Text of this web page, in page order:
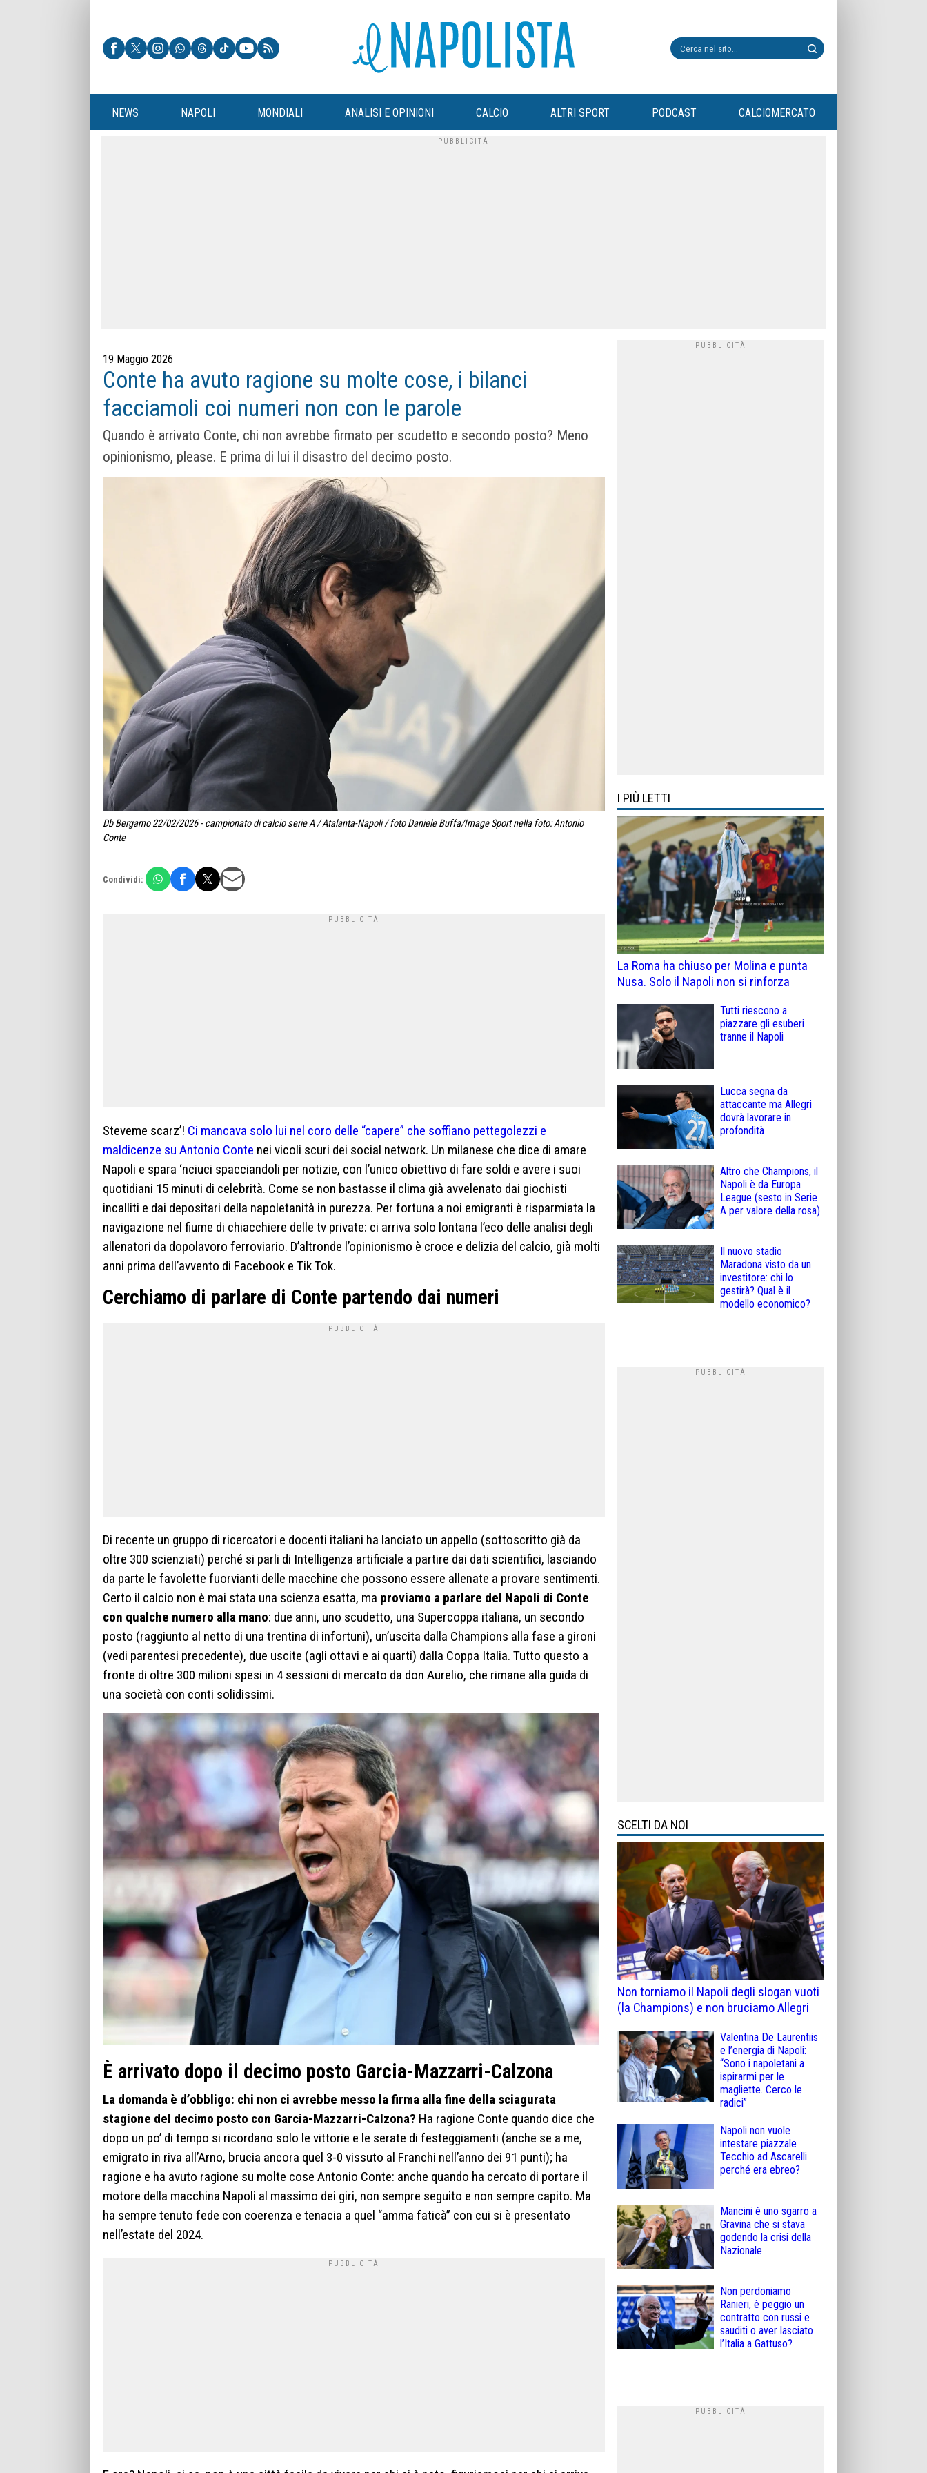
NEWS NAPOLI MONDIALI ANALISI E OPINIONI CALCIO ALTRI SPORT PODCAST CALCIOMERCATO
19 Maggio 2026
Conte ha avuto ragione su molte cose, i bilanci
facciamoli coi numeri non con le parole
Quando è arrivato Conte, chi non avrebbe firmato per scudetto e secondo posto? Meno
opinionismo, please. E prima di lui il disastro del decimo posto.
Db Bergamo 22/02/2026 - campionato di calcio serie A / Atalanta-Napoli / foto Daniele Buffa/Image Sport nella foto: Antonio
Conte
Condividi:
Steveme scarz’! Ci mancava solo lui nel coro delle “capere” che soffiano pettegolezzi e
maldicenze su Antonio Conte nei vicoli scuri dei social network. Un milanese che dice di amare
Napoli e spara ‘nciuci spacciandoli per notizie, con l’unico obiettivo di fare soldi e avere i suoi
quotidiani 15 minuti di celebrità. Come se non bastasse il clima già avvelenato dai giochisti
incalliti e dai depositari della napoletanità in purezza. Per fortuna a noi emigranti è risparmiata la
navigazione nel fiume di chiacchiere delle tv private: ci arriva solo lontana l’eco delle analisi degli
allenatori da dopolavoro ferroviario. D’altronde l’opinionismo è croce e delizia del calcio, già molti
anni prima dell’avvento di Facebook e Tik Tok.
Cerchiamo di parlare di Conte partendo dai numeri
Di recente un gruppo di ricercatori e docenti italiani ha lanciato un appello (sottoscritto già da
oltre 300 scienziati) perché si parli di Intelligenza artificiale a partire dai dati scientifici, lasciando
da parte le favolette fuorvianti delle macchine che possono essere allenate a provare sentimenti.
Certo il calcio non è mai stata una scienza esatta, ma proviamo a parlare del Napoli di Conte
con qualche numero alla mano: due anni, uno scudetto, una Supercoppa italiana, un secondo
posto (raggiunto al netto di una trentina di infortuni), un’uscita dalla Champions alla fase a gironi
(vedi parentesi precedente), due uscite (agli ottavi e ai quarti) dalla Coppa Italia. Tutto questo a
fronte di oltre 300 milioni spesi in 4 sessioni di mercato da don Aurelio, che rimane alla guida di
una società con conti solidissimi.
È arrivato dopo il decimo posto Garcia-Mazzarri-Calzona
La domanda è d’obbligo: chi non ci avrebbe messo la firma alla fine della sciagurata
stagione del decimo posto con Garcia-Mazzarri-Calzona? Ha ragione Conte quando dice che
dopo un po’ di tempo si ricordano solo le vittorie e le serate di festeggiamenti (anche se a me,
emigrato in riva all’Arno, brucia ancora quel 3-0 vissuto al Franchi nell’anno dei 91 punti); ha
ragione e ha avuto ragione su molte cose Antonio Conte: anche quando ha cercato di portare il
motore della macchina Napoli al massimo dei giri, non sempre seguito e non sempre capito. Ma
ha sempre tenuto fede con coerenza e tenacia a quel “amma faticà” con cui si è presentato
nell’estate del 2024.
I PIÙ LETTI
La Roma ha chiuso per Molina e punta
Nusa. Solo il Napoli non si rinforza
Tutti riescono a
piazzare gli esuberi
tranne il Napoli
Lucca segna da
attaccante ma Allegri
dovrà lavorare in
profondità
Altro che Champions, il
Napoli è da Europa
League (sesto in Serie
A per valore della rosa)
Il nuovo stadio
Maradona visto da un
investitore: chi lo
gestirà? Qual è il
modello economico?
SCELTI DA NOI
Non torniamo il Napoli degli slogan vuoti
(la Champions) e non bruciamo Allegri
Valentina De Laurentiis
e l’energia di Napoli:
“Sono i napoletani a
ispirarmi per le
magliette. Cerco le
radici”
Napoli non vuole
intestare piazzale
Tecchio ad Ascarelli
perché era ebreo?
Mancini è uno sgarro a
Gravina che si stava
godendo la crisi della
Nazionale
Non perdoniamo
Ranieri, è peggio un
contratto con russi e
sauditi o aver lasciato
l’Italia a Gattuso?